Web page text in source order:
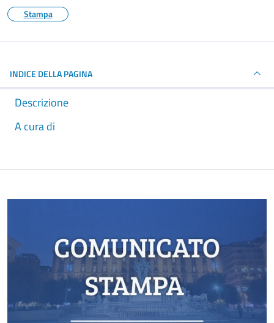
Stampa
INDICE DELLA PAGINA
Descrizione
A cura di